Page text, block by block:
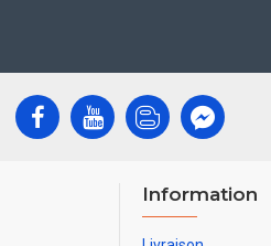
Information